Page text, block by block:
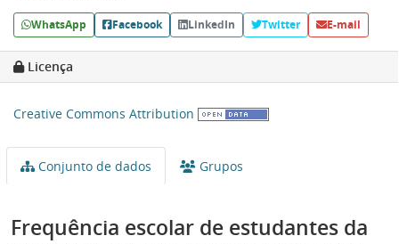
WhatsApp Facebook LinkedIn Twitter E-mail
Licença
Creative Commons Attribution
Conjunto de dados Grupos
Frequência escolar de estudantes da